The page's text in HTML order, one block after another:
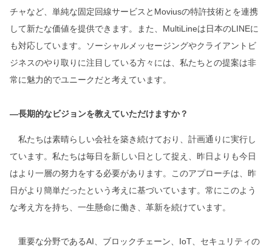
チャなど、単純な固定回線サービスとMoviusの特許技術とを連携
して新たな価値を提供できます。また、MultiLineは日本のLINEに
も対応しています。ソーシャルメッセージングやクライアントビ
ジネスのやり取りに注目している方々には、私たちとの提案は非
常に魅力的でユニークだと考えています。
―長期的なビジョンを教えていただけますか？
私たちは素晴らしい会社を築き続けており、計画通りに実行し
ています。私たちは毎日を新しい日として捉え、昨日よりも今日
はより一層の努力をする必要があります。このアプローチは、昨
日がより簡単だったという考えに基づいています。常にこのよう
な考え方を持ち、一生懸命に働き、革新を続けています。
重要な分野であるAI、ブロックチェーン、IoT、セキュリティの